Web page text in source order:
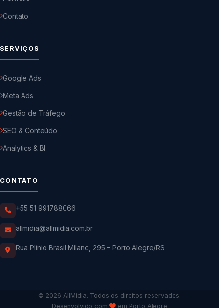
Contato
SERVIÇOS
Google Ads
Meta Ads
Gestão de Tráfego
SEO & Conteúdo
Analytics & BI
CONTATO
+55 51 991788066
allmidia@allmidia.com.br
Rua Plínio Brasil Milano, 295 – Porto Alegre/RS
© 2026 AllMídia. Todos os direitos reservados.
Desenvolvido com
em Porto Alegre